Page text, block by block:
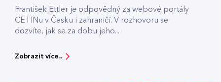
František Ettler je odpovědný za webové portály
CETINu v Česku i zahraničí. V rozhovoru se
dozvíte, jak se za dobu jeho...
Zobrazit více...